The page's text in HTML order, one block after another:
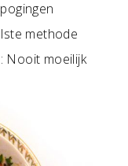
methode
Nooit moeilijk